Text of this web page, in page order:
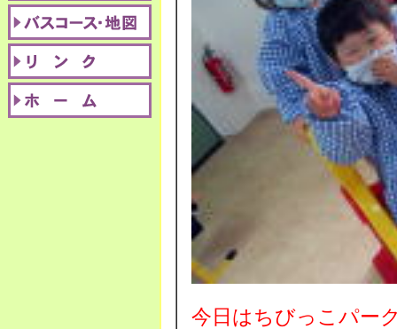
今日はちびっこパー